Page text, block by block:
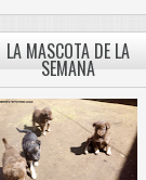
LA MASCOTA DE LA
SEMANA